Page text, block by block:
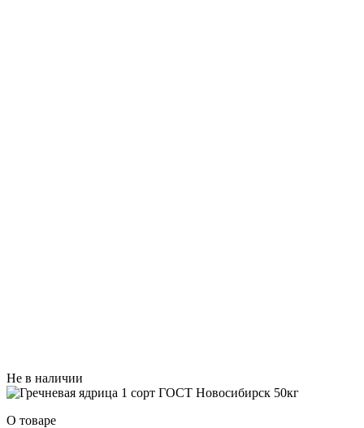
Не в наличии
О товаре